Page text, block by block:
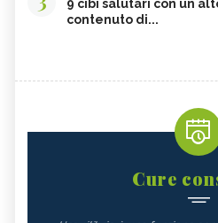
9 cibi salutari con un
contenuto di...
Cure